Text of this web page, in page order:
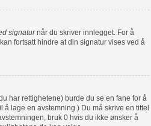
signaturnår du skriver innlegget. For å
fortsatt hindre at din signatur vises ved å
har rettighetene) burde du se en fane for å
lage en avstemning.) Du må skrive en tittel
bruk 0 hvis du ikke ønsker å